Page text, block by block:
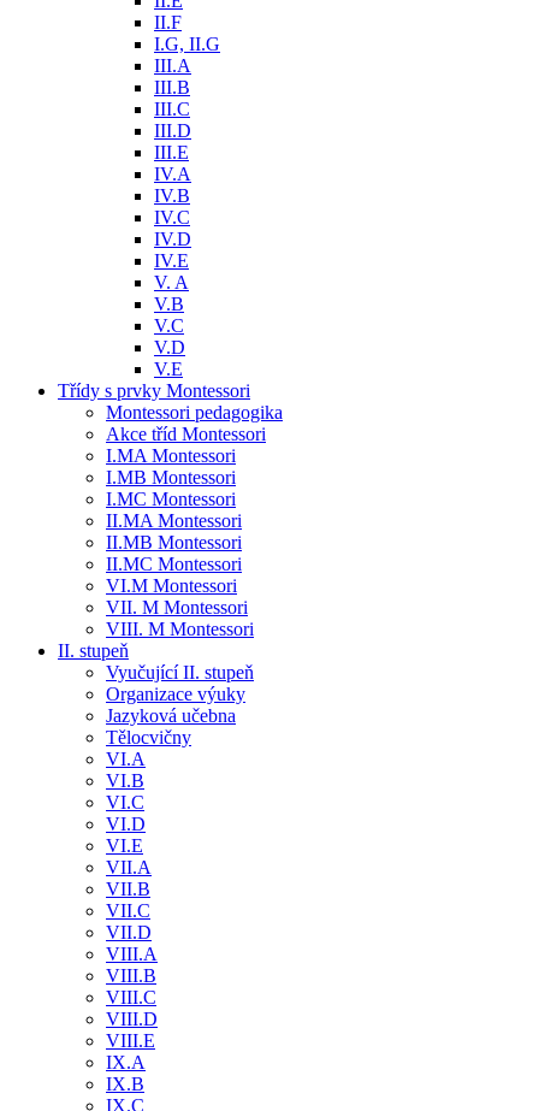
II.F
I.G, II.G
III.A
III.B
III.C
III.D
III.E
IV.A
IV.B
IV.C
IV.D
IV.E
V. A
V.B
V.C
V.D
V.E
Třídy s prvky Montessori
Montessori pedagogika
Akce tříd Montessori
I.MA Montessori
I.MB Montessori
I.MC Montessori
II.MA Montessori
II.MB Montessori
II.MC Montessori
VI.M Montessori
VII. M Montessori
VIII. M Montessori
II. stupeň
Vyučující II. stupeň
Organizace výuky
Jazyková učebna
Tělocvičny
VI.A
VI.B
VI.C
VI.D
VI.E
VII.A
VII.B
VII.C
VII.D
VIII.A
VIII.B
VIII.C
VIII.D
VIII.E
IX.A
IX.B
IX.C